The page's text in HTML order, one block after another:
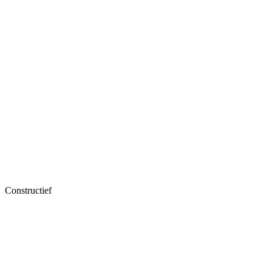
Constructief